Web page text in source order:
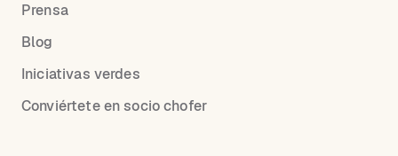
Prensa
Blog
Iniciativas verdes
Conviértete en socio chofer